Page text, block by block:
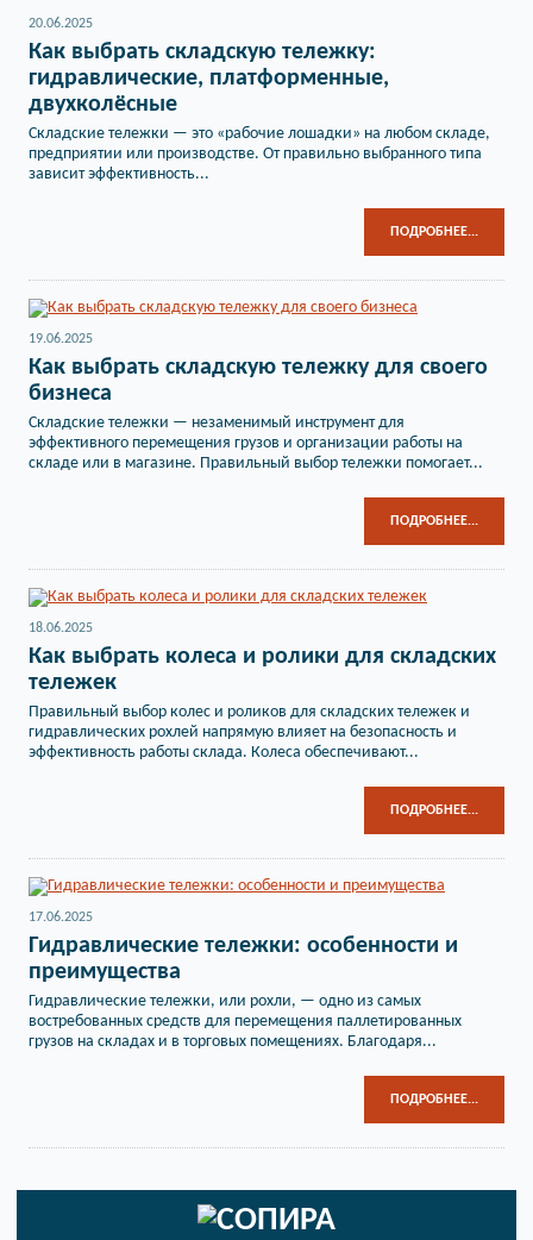
20.06.2025
Как выбрать складскую тележку:
гидравлические, платформенные,
двухколёсные
Складские тележки — это «рабочие лошадки» на любом складе,
предприятии или производстве. От правильно выбранного типа
зависит эффективность...
ПОДРОБНЕЕ...
19.06.2025
Как выбрать складскую тележку для своего
бизнеса
Складские тележки — незаменимый инструмент для
эффективного перемещения грузов и организации работы на
складе или в магазине. Правильный выбор тележки помогает...
ПОДРОБНЕЕ...
18.06.2025
Как выбрать колеса и ролики для складских
тележек
Правильный выбор колес и роликов для складских тележек и
гидравлических рохлей напрямую влияет на безопасность и
эффективность работы склада. Колеса обеспечивают...
ПОДРОБНЕЕ...
17.06.2025
Гидравлические тележки: особенности и
преимущества
Гидравлические тележки, или рохли, — одно из самых
востребованных средств для перемещения паллетированных
грузов на складах и в торговых помещениях. Благодаря...
ПОДРОБНЕЕ...